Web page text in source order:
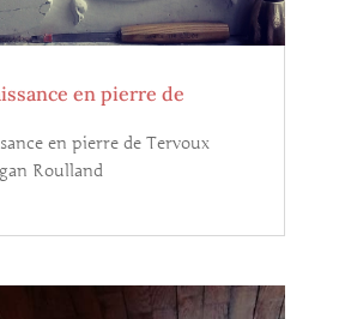
en pierre de
en pierre de Tervoux
Roulland